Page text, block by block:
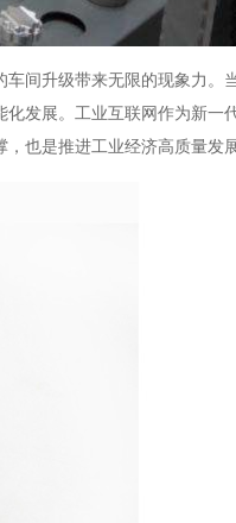
间升级带来无限的现象力。
发展。工业互联网作为新一
也是推进工业经济高质量发